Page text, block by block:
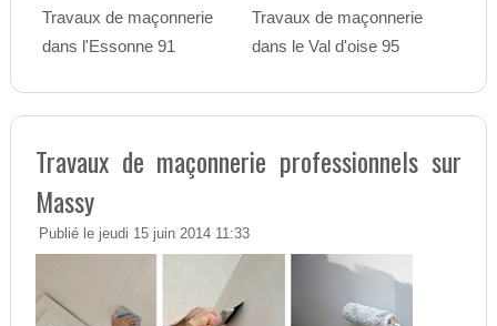
Travaux de maçonnerie
dans l'Essonne 91
Travaux de maçonnerie
dans le Val d'oise 95
Travaux de maçonnerie professionnels sur
Massy
Publié le jeudi 15 juin 2014 11:33